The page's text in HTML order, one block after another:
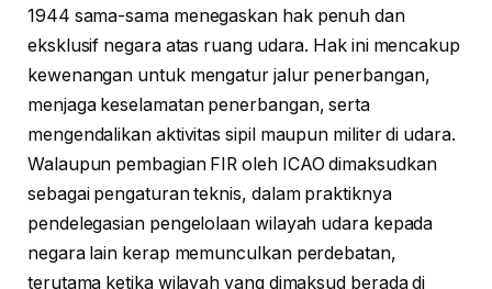
1944 sama-sama menegaskan hak penuh dan
eksklusif negara atas ruang udara. Hak ini mencakup
kewenangan untuk mengatur jalur penerbangan,
menjaga keselamatan penerbangan, serta
mengendalikan aktivitas sipil maupun militer di udara.
Walaupun pembagian FIR oleh ICAO dimaksudkan
sebagai pengaturan teknis, dalam praktiknya
pendelegasian pengelolaan wilayah udara kepada
negara lain kerap memunculkan perdebatan,
terutama ketika wilayah yang dimaksud berada di